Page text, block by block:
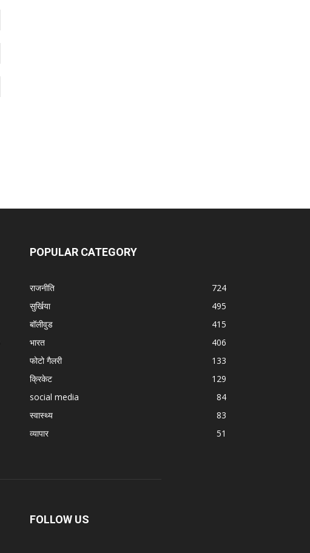
POPULAR CATEGORY
राजनीति
724
सुर्खिया
495
बॉलीवुड
415
भारत
406
फोटो गैलरी
133
क्रिकेट
129
social media
84
स्वास्थ्य
83
व्यापार
51
FOLLOW US